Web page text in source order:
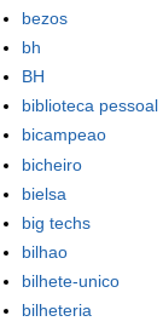
bezos
bh
BH
biblioteca pessoal
bicampeao
bicheiro
bielsa
big techs
bilhao
bilhete-unico
bilheteria